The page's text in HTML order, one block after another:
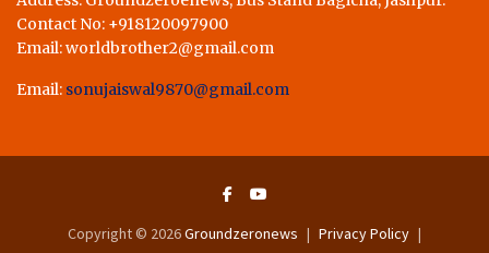
Contact No: +918120097900
Email: worldbrother2@gmail.com
Email: sonujaiswal9870@gmail.com
Copyright © 2026Groundzeronews Privacy Policy